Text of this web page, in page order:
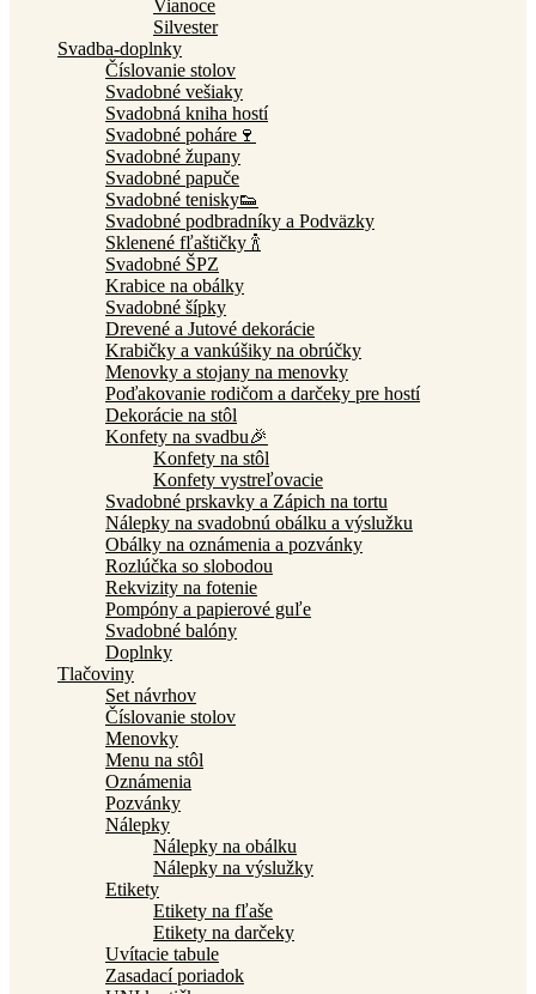
Vianoce
Silvester
Svadba-doplnky
Číslovanie stolov
Svadobné vešiaky
Svadobná kniha hostí
Svadobné poháre🍷
Svadobné župany
Svadobné papuče
Svadobné tenisky👟
Svadobné podbradníky a Podväzky
Sklenené fľaštičky 🍾
Svadobné ŠPZ
Krabice na obálky
Svadobné šípky
Drevené a Jutové dekorácie
Krabičky a vankúšiky na obrúčky
Menovky a stojany na menovky
Poďakovanie rodičom a darčeky pre hostí
Dekorácie na stôl
Konfety na svadbu🎉
Konfety na stôl
Konfety vystreľovacie
Svadobné prskavky a Zápich na tortu
Nálepky na svadobnú obálku a výslužku
Obálky na oznámenia a pozvánky
Rozlúčka so slobodou
Rekvizity na fotenie
Pompóny a papierové guľe
Svadobné balóny
Doplnky
Tlačoviny
Set návrhov
Číslovanie stolov
Menovky
Menu na stôl
Oznámenia
Pozvánky
Nálepky
Nálepky na obálku
Nálepky na výslužky
Etikety
Etikety na fľaše
Etikety na darčeky
Uvítacie tabule
Zasadací poriadok